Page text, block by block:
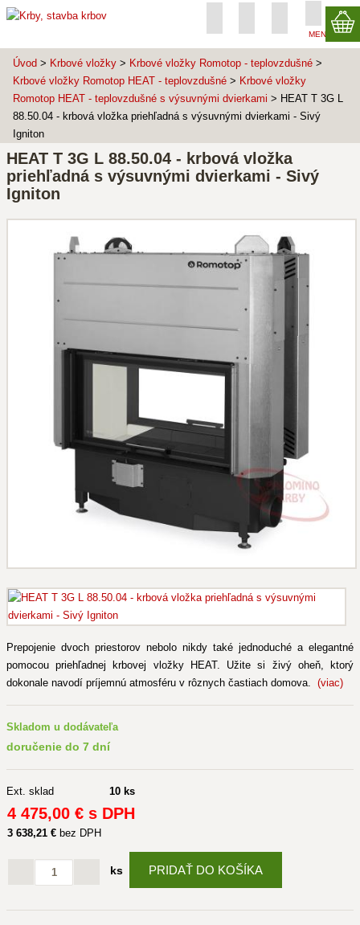
MENU
Úvod > Krbové vložky > Krbové vložky Romotop - teplovzdušné >
Krbové vložky Romotop HEAT - teplovzdušné > Krbové vložky
Romotop HEAT - teplovzdušné s výsuvnými dvierkami > HEAT T 3G L
88.50.04 - krbová vložka priehľadná s výsuvnými dvierkami - Sivý
Igniton
HEAT T 3G L 88.50.04 - krbová vložka
priehľadná s výsuvnými dvierkami - Sivý
Igniton
Prepojenie dvoch priestorov nebolo nikdy také jednoduché a elegantné
pomocou priehľadnej krbovej vložky HEAT. Užite si živý oheň, ktorý
dokonale navodí príjemnú atmosféru v rôznych častiach domova. (viac)
Skladom u dodávateľa
doručenie do 7 dní
Ext. sklad 10 ks
4 475,00 € s DPH
3 638,21 € bez DPH
ks PRIDAŤ DO KOŠÍKA